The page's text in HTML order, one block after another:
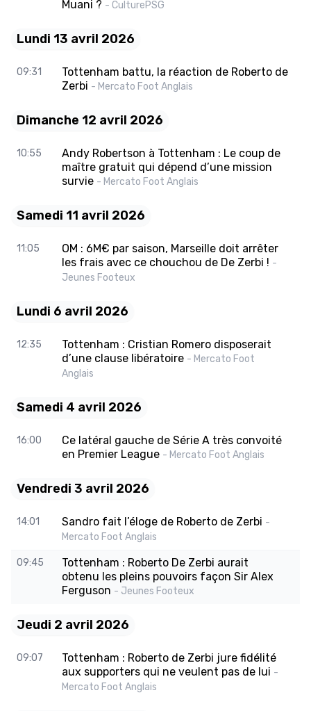
Muani ? - CulturePSG
Lundi 13 avril 2026
09:31
Tottenham battu, la réaction de Roberto de
Zerbi - Mercato Foot Anglais
Dimanche 12 avril 2026
10:55
Andy Robertson à Tottenham : Le coup de
maître gratuit qui dépend d’une mission
survie - Mercato Foot Anglais
Samedi 11 avril 2026
11:05
OM : 6M€ par saison, Marseille doit arrêter
les frais avec ce chouchou de De Zerbi ! -
Jeunes Footeux
Lundi 6 avril 2026
12:35
Tottenham : Cristian Romero disposerait
d’une clause libératoire - Mercato Foot
Anglais
Samedi 4 avril 2026
16:00
Ce latéral gauche de Série A très convoité
en Premier League - Mercato Foot Anglais
Vendredi 3 avril 2026
14:01 Sandro fait l’éloge de Roberto de Zerbi -
Mercato Foot Anglais
09:45
Tottenham : Roberto De Zerbi aurait
obtenu les pleins pouvoirs façon Sir Alex
Ferguson - Jeunes Footeux
Jeudi 2 avril 2026
09:07
Tottenham : Roberto de Zerbi jure fidélité
aux supporters qui ne veulent pas de lui -
Mercato Foot Anglais